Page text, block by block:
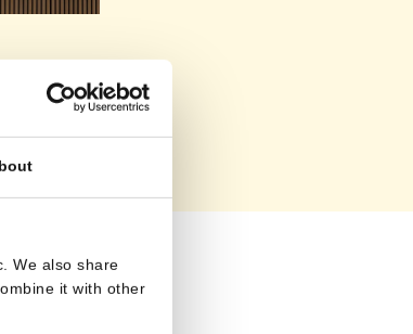
We also share
it with other